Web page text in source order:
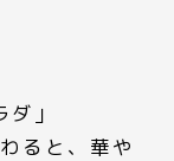
」
ると、華や